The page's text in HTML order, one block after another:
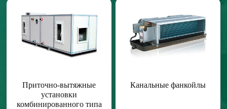
Приточно-вытяжные
установки
комбинированного типа
Канальные фанкойлы